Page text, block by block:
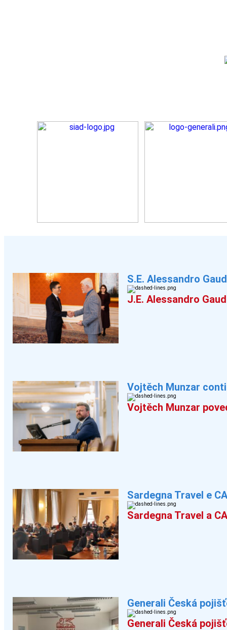
S.E. Alessandro
J.E. Alessandro
Vojtěch Munzar
Vojtěch Munzar
Sardegna Travel e
Sardegna Travel a
Generali Česká
Generali Česká